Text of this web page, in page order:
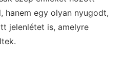
hanem egy olyan nyugodt,
jelenlétet is, amelyre